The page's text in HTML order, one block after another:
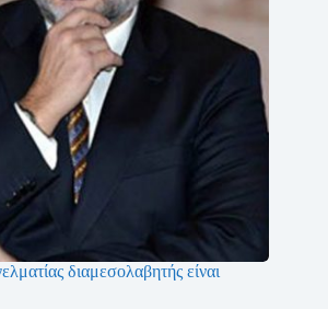
διαμεσολαβητής είναι